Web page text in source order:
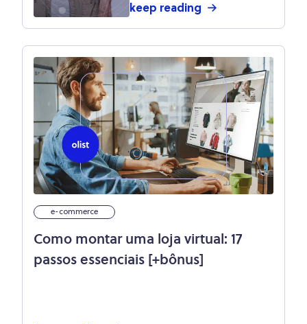
exportação
keep reading
e-commerce
Como montar uma loja virtual: 17
passos essenciais [+bônus]